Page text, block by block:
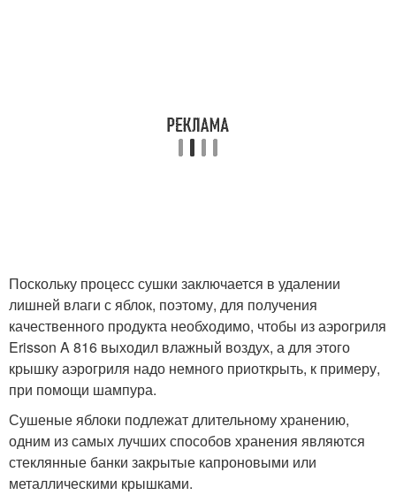
Поскольку процесс сушки заключается в удалении
лишней влаги с яблок, поэтому, для получения
качественного продукта необходимо, чтобы из аэрогриля
Erisson A 816 выходил влажный воздух, а для этого
крышку аэрогриля надо немного приоткрыть, к примеру,
при помощи шампура.
Сушеные яблоки подлежат длительному хранению,
одним из самых лучших способов хранения являются
стеклянные банки закрытые капроновыми или
металлическими крышками.